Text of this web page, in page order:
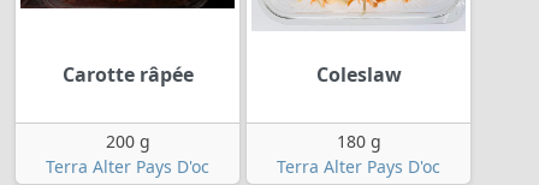
Carotte râpée
200 g
Terra Alter Pays D'oc
Coleslaw
180 g
Terra Alter Pays D'oc